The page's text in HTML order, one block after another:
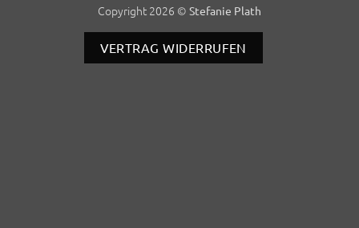
Copyright 2026 © Stefanie Plath
VERTRAG WIDERRUFEN